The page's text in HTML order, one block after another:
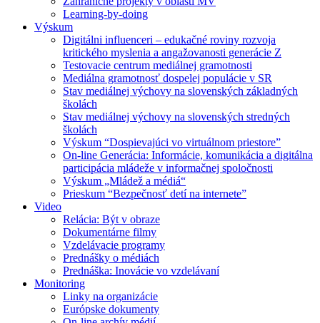
Learning-by-doing
Výskum
Digitálni influenceri – edukačné roviny rozvoja
kritického myslenia a angažovanosti generácie Z
Testovacie centrum mediálnej gramotnosti
Mediálna gramotnosť dospelej populácie v SR
Stav mediálnej výchovy na slovenských základných
školách
Stav mediálnej výchovy na slovenských stredných
školách
Výskum “Dospievajúci vo virtuálnom priestore”
On-line Generácia: Informácie, komunikácia a digitálna
participácia mládeže v informačnej spoločnosti
Výskum „Mládež a médiá“
Prieskum “Bezpečnosť detí na internete”
Video
Relácia: Být v obraze
Dokumentárne filmy
Vzdelávacie programy
Prednášky o médiách
Prednáška: Inovácie vo vzdelávaní
Monitoring
Linky na organizácie
Európske dokumenty